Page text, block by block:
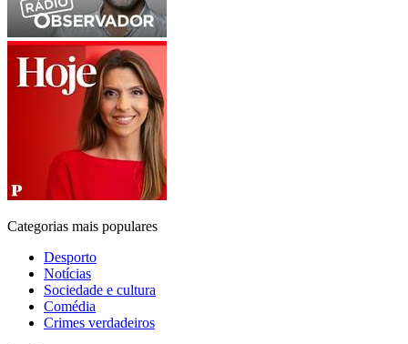
Categorias mais populares
Desporto
Notícias
Sociedade e cultura
Comédia
Crimes verdadeiros